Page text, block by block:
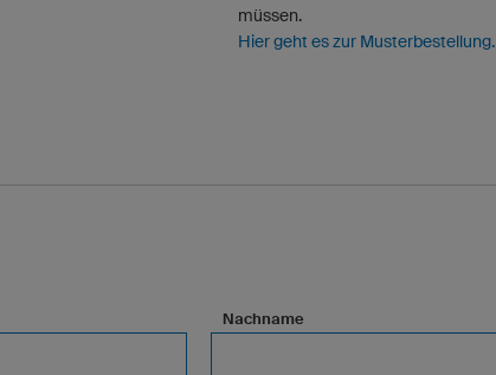
müssen.
Hier geht es zur Musterbestellung.
Nachname